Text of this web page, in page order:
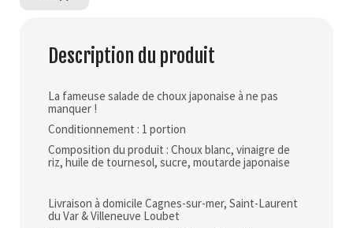
Description du produit
La fameuse salade de choux japonaise à ne pas
manquer !
Conditionnement : 1 portion
Composition du produit : Choux blanc, vinaigre de
riz, huile de tournesol, sucre, moutarde japonaise
Livraison à domicile Cagnes-sur-mer, Saint-Laurent
du Var & Villeneuve Loubet